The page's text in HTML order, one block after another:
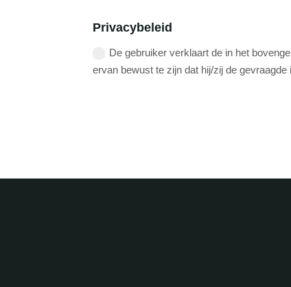
Privacybeleid
De gebruiker verklaart de in het
ervan bewust te zijn dat hij/zij de